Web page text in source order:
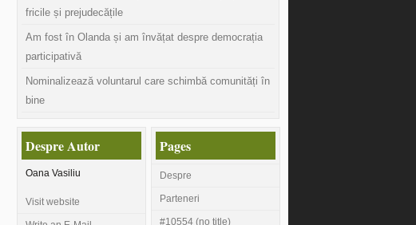
fricile și prejudecățile
Am fost în Olanda și am învățat despre democrația
participativă
Nominalizează voluntarul care schimbă comunități în
bine
Despre Autor
Oana Vasiliu
Visit website
Pages
Despre
Parteneri
#10554 (no title)